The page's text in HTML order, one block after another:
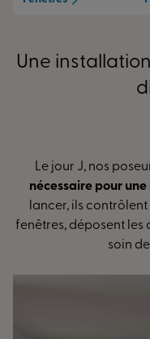
Une
nos poseurs certifiés
pour une prestation
contrôlent les
les anciennes
soin de protéger les